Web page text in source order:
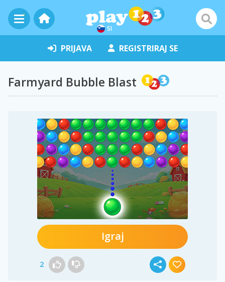
SI
PRIJAVA REGISTRIRAJ SE
Farmyard Bubble Blast
Igraj
2